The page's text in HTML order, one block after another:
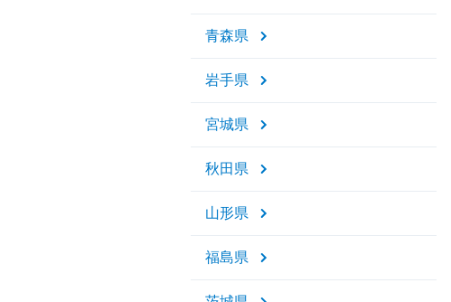
青森県
岩手県
宮城県
秋田県
山形県
福島県